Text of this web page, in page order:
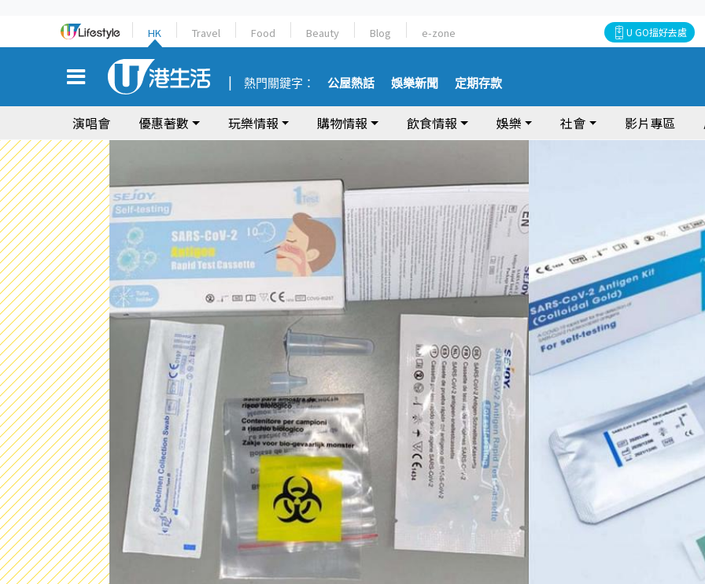
HK Travel Food Beauty Blog e-zone U GO搵好去處
熱門關鍵字： 公屋熱話 娛樂新聞 定期存款
演唱會 優惠著數 玩樂情報 購物情報 飲食情報 娛樂 社會 影片專區